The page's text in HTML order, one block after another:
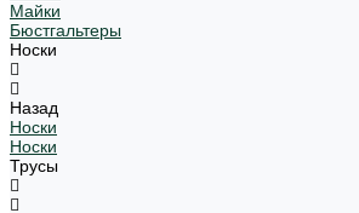
Майки
Бюстгальтеры
Носки
Назад
Носки
Носки
Трусы